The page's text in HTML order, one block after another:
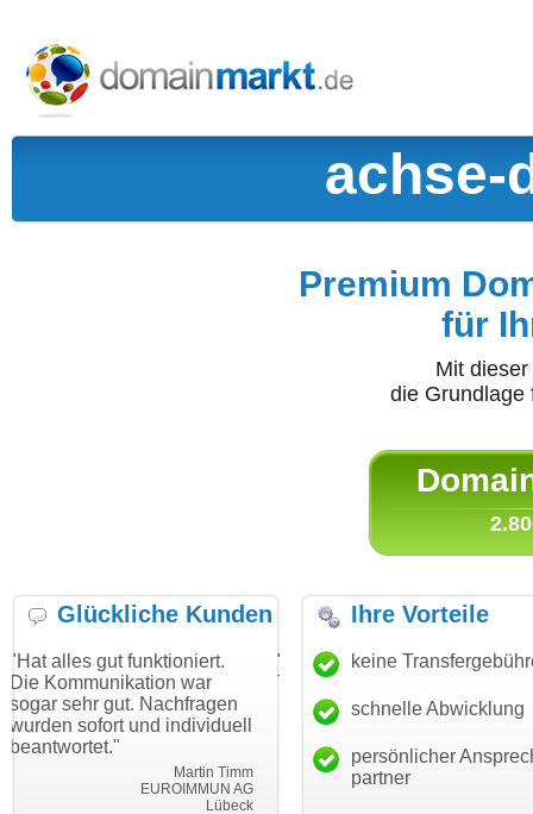
achse-
Premium
für
Mit
die
Glückliche Kunden
funktioniert.
war
Nachfragen
und individuell
"Danke für den schnellen
Transfer und guten Service!"
Thomas Schäfer
i can eckert communication GmbH
"Ich bin
haben. Die
mein
Ihre Vorteile
keine
schnelle Abwicklung
persönlicher
partner